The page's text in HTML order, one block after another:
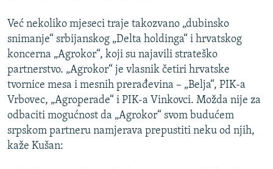
Već nekoliko mjeseci traje takozvano „dubinsko
snimanje“ srbijanskog „Delta holdinga“ i hrvatskog
koncerna „Agrokor“, koji su najavili strateško
partnerstvo. „Agrokor“ je vlasnik četiri hrvatske
tvornice mesa i mesnih prerađevina – „Belja“, PIK-a
Vrbovec, „Agroperade“ i PIK-a Vinkovci. Možda nije za
odbaciti mogućnost da „Agrokor“ svom budućem
srpskom partneru namjerava prepustiti neku od njih,
kaže Kušan: